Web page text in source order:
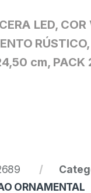
LED, COR
RÚSTICO,
cm, PACK
ORNAMENTAL